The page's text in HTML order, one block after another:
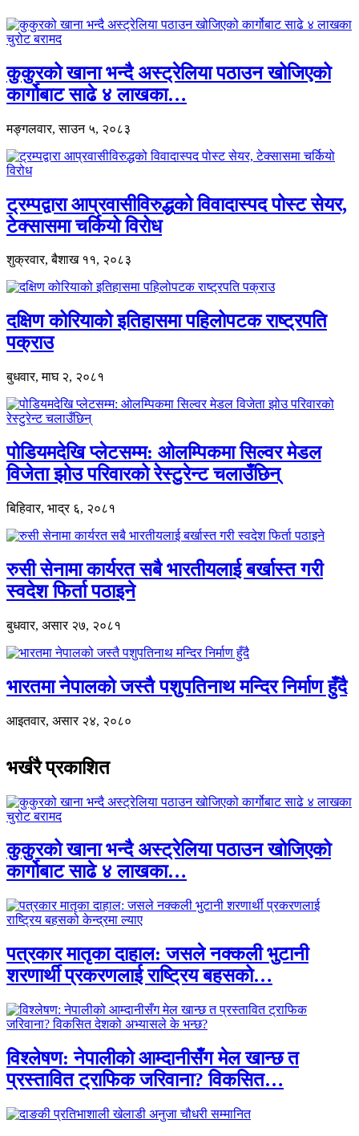
कुकुरको खाना भन्दै अस्ट्रेलिया पठाउन खोजिएको
कार्गोबाट साढे ४ लाखका…
मङ्गलवार, साउन ५, २०८३
ट्रम्पद्वारा आप्रवासीविरुद्धको विवादास्पद पोस्ट सेयर,
टेक्सासमा चर्कियो विरोध
शुक्रवार, बैशाख ११, २०८३
दक्षिण कोरियाको इतिहासमा पहिलोपटक राष्ट्रपति
पक्राउ
बुधवार, माघ २, २०८१
पोडियमदेखि प्लेटसम्म: ओलम्पिकमा सिल्वर मेडल
विजेता झोउ परिवारको रेस्टुरेन्ट चलाउँछिन्
बिहिवार, भाद्र ६, २०८१
रुसी सेनामा कार्यरत सबै भारतीयलाई बर्खास्त गरी
स्वदेश फिर्ता पठाइने
बुधवार, असार २७, २०८१
भारतमा नेपालको जस्तै पशुपतिनाथ मन्दिर निर्माण हुँदै
आइतवार, असार २४, २०८०
भर्खरै प्रकाशित
कुकुरको खाना भन्दै अस्ट्रेलिया पठाउन खोजिएको
कार्गोबाट साढे ४ लाखका…
पत्रकार मातृका दाहाल: जसले नक्कली भुटानी
शरणार्थी प्रकरणलाई राष्ट्रिय बहसको…
विश्लेषण: नेपालीको आम्दानीसँग मेल खान्छ त
प्रस्तावित ट्राफिक जरिवाना? विकसित…